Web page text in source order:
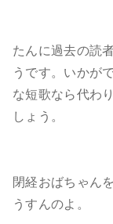
たんに過去の読
うです。いかが
な短歌なら代わ
しょう。
閉経おばちゃん
うすんのよ。